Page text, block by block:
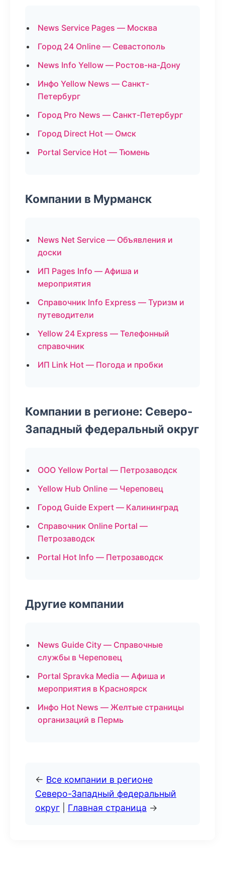
News Service Pages — Москва
Город 24 Online — Севастополь
News Info Yellow — Ростов-на-Дону
Инфо Yellow News — Санкт-
Петербург
Город Pro News — Санкт-Петербург
Город Direct Hot — Омск
Portal Service Hot — Тюмень
Компании в Мурманск
News Net Service — Объявления и
доски
ИП Pages Info — Афиша и
мероприятия
Справочник Info Express — Туризм и
путеводители
Yellow 24 Express — Телефонный
справочник
ИП Link Hot — Погода и пробки
Компании в регионе: Северо-
Западный федеральный округ
ООО Yellow Portal — Петрозаводск
Yellow Hub Online — Череповец
Город Guide Expert — Калининград
Справочник Online Portal —
Петрозаводск
Portal Hot Info — Петрозаводск
Другие компании
News Guide City — Справочные
службы в Череповец
Portal Spravka Media — Афиша и
мероприятия в Красноярск
Инфо Hot News — Желтые страницы
организаций в Пермь
← Все компании в регионе
Северо-Западный федеральный
округ
Главная страница →